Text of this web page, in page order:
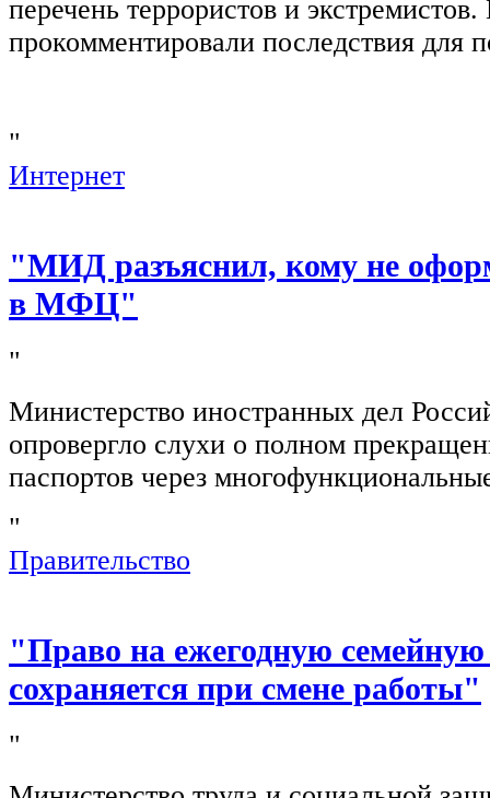
перечень террористов и
прокомментировали последствия для
"
Интернет
"МИД разъяснил, кому не
в МФЦ"
"
Министерство иностранных дел
опровергло слухи о полном
паспортов через
"
Правительство
"Право на ежегодную
сохраняется при смене работы"
"